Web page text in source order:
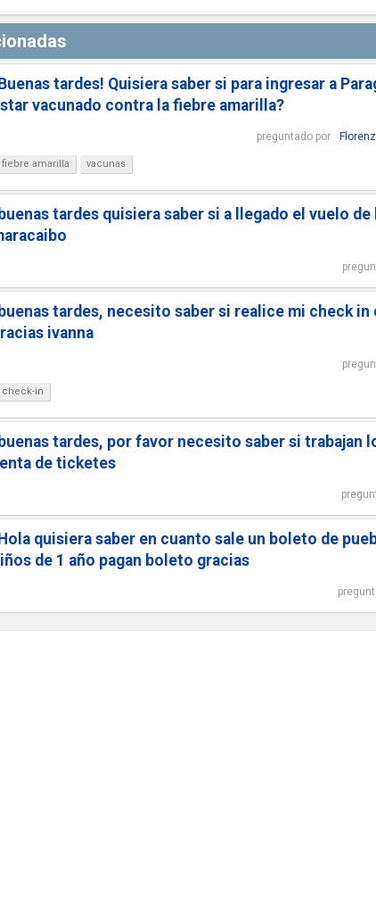
Buenas tardes! Quisiera saber si para ingresar a
vacunado contra la fiebre amarilla?
preguntado por
fiebre amarilla vacunas
buenas tardes quisiera saber si a llegado el vuelo
buenas tardes, necesito saber si realice mi check
ivanna
check-in
buenas tardes, por favor necesito saber si trabajan
de ticketes
Hola quisiera saber en cuanto sale un boleto de
de 1 año pagan boleto gracias